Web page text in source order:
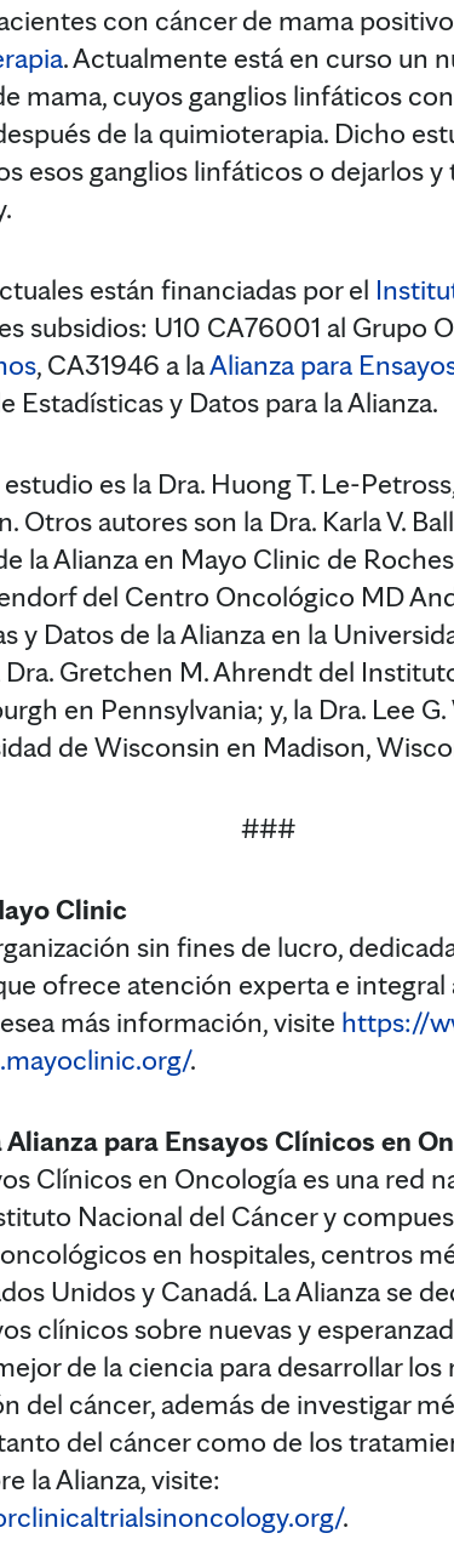
con cáncer de mama
. Actualmente está en curso un
mama, cuyos ganglios linfáticos
de la quimioterapia. Dicho
esos ganglios linfáticos o dejarlos
están financiadas por el
subsidios: U10 CA76001 al Grupo
, CA31946 a laAlianza para
Estadísticas y Datos para la Alianza.
es la Dra. Huong T. Le-
Otros autores son la Dra. Karla V.
la Alianza en Mayo Clinic de
del Centro Oncológico MD
y Datos de la Alianza en la
Gretchen M. Ahrendt del
en Pennsylvania; y, la Dra. Lee
de Wisconsin en Madison,
###
Clinic
sin fines de lucro,
ofrece atención experta e
más información, visite https://
.
para Ensayos Clínicos en
Clínicos en Oncología es una red
Nacional del Cáncer y
en hospitales, centros
Unidos y Canadá. La Alianza se
clínicos sobre nuevas y
de la ciencia para desarrollar
del cáncer, además de investigar
del cáncer como de los
la Alianza, visite:
.